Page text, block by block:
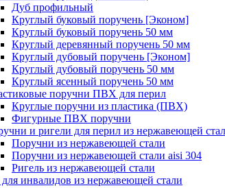
Дуб профильный
Круглый буковый поручень [Эконом]
Круглый буковый поручень 50 мм
Круглый деревянный поручень 50 мм
Круглый дубовый поручень [Эконом]
Круглый дубовый поручень 50 мм
Круглый ясенный поручень 50 мм
поручни ПВХ для перил
Круглые поручни из пластика (ПВХ)
Фигурные ПВХ поручни
и ригели для перил из нержавеющей
Поручни из нержавеющей стали
Поручни из нержавеющей стали aisi 304
Ригель из нержавеющей стали
инвалидов из нержавеющей стали